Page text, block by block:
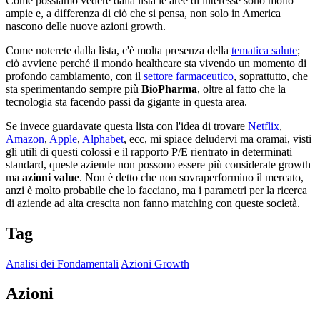
ampie e, a differenza di ciò che si pensa, non solo in America
nascono delle nuove azioni growth.
Come noterete dalla lista, c'è molta presenza della tematica salute;
ciò avviene perché il mondo healthcare sta vivendo un momento di
profondo cambiamento, con il settore farmaceutico, soprattutto, che
sta sperimentando sempre più BioPharma, oltre al fatto che la
tecnologia sta facendo passi da gigante in questa area.
Se invece guardavate questa lista con l'idea di trovare Netflix,
Amazon, Apple, Alphabet, ecc, mi spiace deludervi ma oramai, visti
gli utili di questi colossi e il rapporto P/E rientrato in determinati
standard, queste aziende non possono essere più considerate growth
ma azioni value. Non è detto che non sovraperformino il mercato,
anzi è molto probabile che lo facciano, ma i parametri per la ricerca
di aziende ad alta crescita non fanno matching con queste società.
Tag
Analisi dei Fondamentali Azioni Growth
Azioni